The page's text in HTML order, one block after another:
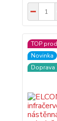
TOP
Novinka
Doprava